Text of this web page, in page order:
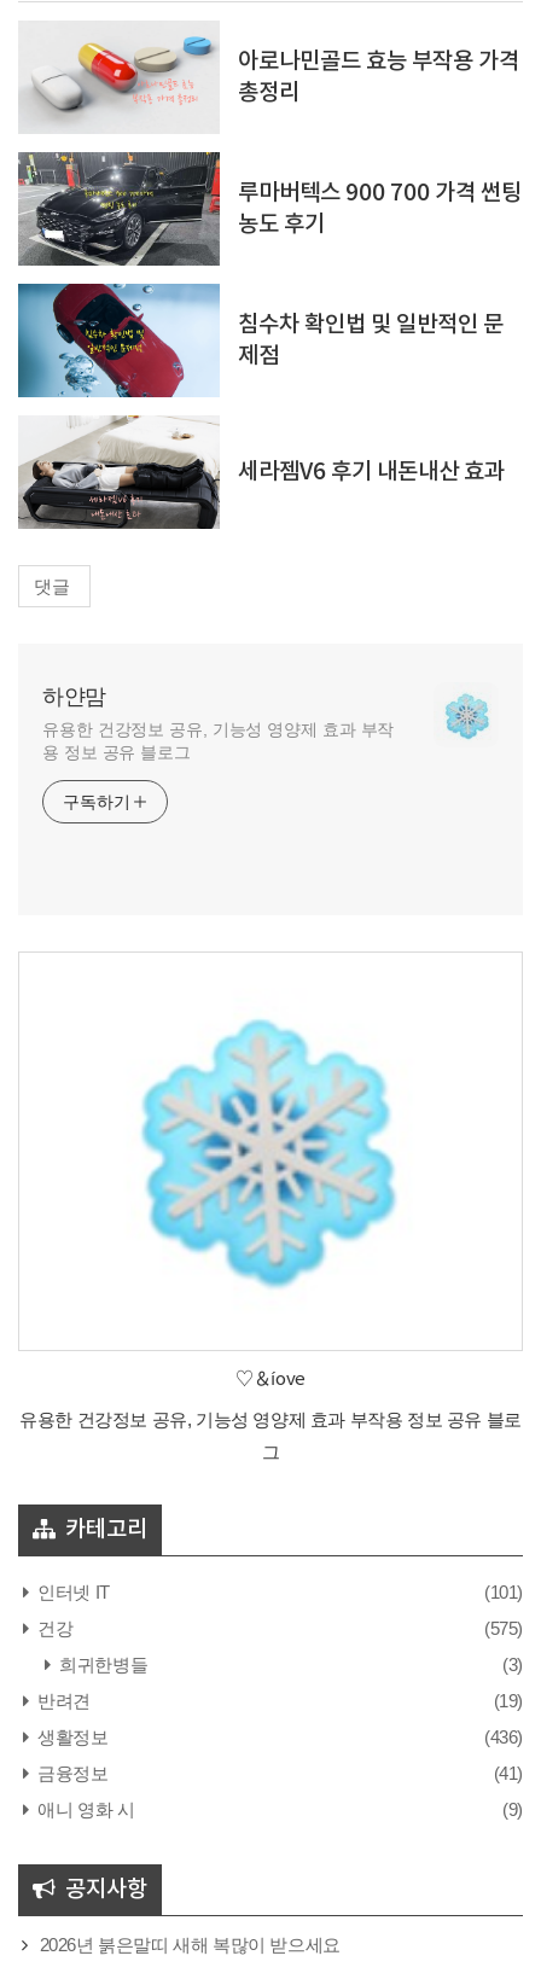
아로나민골드 효능 부작용 가격
총정리
루마버텍스 900 700 가격 썬팅
농도 후기
침수차 확인법 및 일반적인 문
제점
세라젬V6 후기 내돈내산 효과
댓글
하얀맘
유용한 건강정보 공유, 기능성 영양제 효과 부작
용 정보 공유 블로그
구독하기
♡＆íove
유용한 건강정보 공유, 기능성 영양제 효과 부작용 정보 공유 블로
그
카테고리
인터넷 IT
(101)
건강
(575)
희귀한병들
(3)
반려견
(19)
생활정보
(436)
금융정보
(41)
애니 영화 시
(9)
공지사항
2026년 붉은말띠 새해 복많이 받으세요